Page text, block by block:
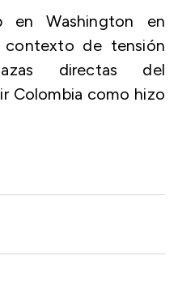
en Washington en
de tensión
directas del
Colombia como hizo